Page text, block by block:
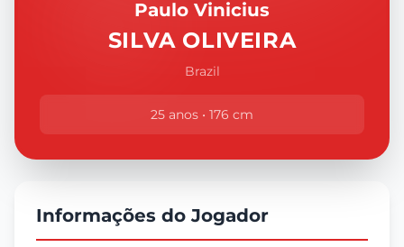
Paulo Vinicius
SILVA OLIVEIRA
Brazil
25 anos • 176 cm
Informações do Jogador